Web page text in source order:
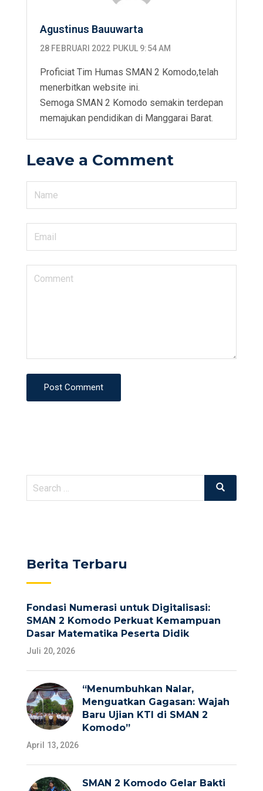
Agustinus Bauuwarta
28 FEBRUARI 2022 PUKUL 9:54 AM
Proficiat Tim Humas SMAN 2 Komodo,telah
menerbitkan website ini.
Semoga SMAN 2 Komodo semakin terdepan
memajukan pendidikan di Manggarai Barat.
Leave a Comment
Post Comment
Search
Search
Berita Terbaru
Fondasi Numerasi untuk Digitalisasi:
SMAN 2 Komodo Perkuat Kemampuan
Dasar Matematika Peserta Didik
Juli 20, 2026
“Menumbuhkan Nalar,
Menguatkan Gagasan: Wajah
Baru Ujian KTI di SMAN 2
Komodo”
April 13, 2026
SMAN 2 Komodo Gelar Bakti